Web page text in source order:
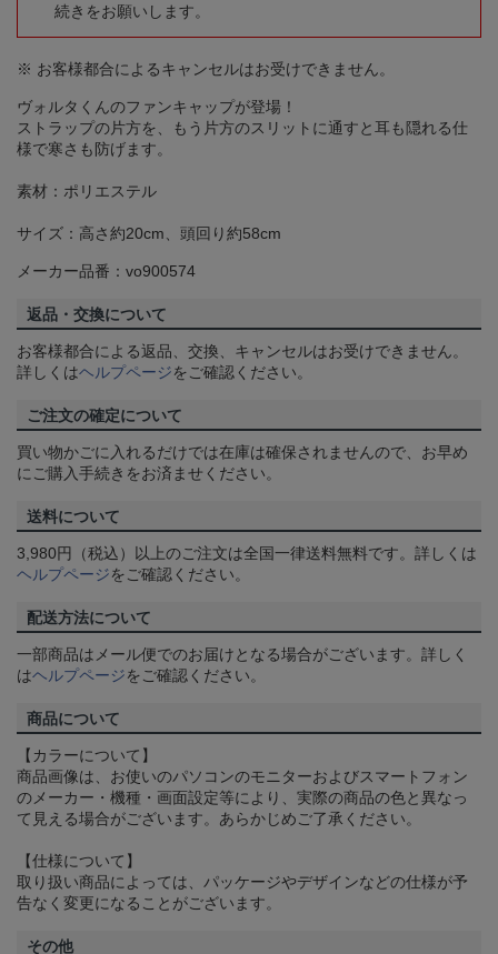
続きをお願いします。
※ お客様都合によるキャンセルはお受けできません。
ヴォルタくんのファンキャップが登場！
ストラップの片方を、もう片方のスリットに通すと耳も隠れる仕
様で寒さも防げます。
素材：ポリエステル
サイズ：高さ約20cm、頭回り約58cm
メーカー品番：vo900574
返品・交換について
お客様都合による返品、交換、キャンセルはお受けできません。
詳しくはヘルプページをご確認ください。
ご注文の確定について
買い物かごに入れるだけでは在庫は確保されませんので、お早め
にご購入手続きをお済ませください。
送料について
3,980円（税込）以上のご注文は全国一律送料無料です。詳しくは
ヘルプページをご確認ください。
配送方法について
一部商品はメール便でのお届けとなる場合がございます。詳しく
はヘルプページをご確認ください。
商品について
【カラーについて】
商品画像は、お使いのパソコンのモニターおよびスマートフォン
のメーカー・機種・画面設定等により、実際の商品の色と異なっ
て見える場合がございます。あらかじめご了承ください。
【仕様について】
取り扱い商品によっては、パッケージやデザインなどの仕様が予
告なく変更になることがございます。
その他